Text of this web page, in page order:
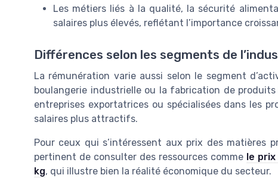
Les métiers liés à la qualité, la sécurité
salaires plus élevés, reflétant l’importance
Différences selon les segments de
La rémunération varie aussi selon le segment
boulangerie industrielle ou la fabrication de produits
entreprises exportatrices ou spécialisées dans les
salaires plus attractifs.
Pour ceux qui s’intéressent aux prix des matières
pertinent de consulter des ressources comme le
kg, qui illustre bien la réalité économique du secteur.